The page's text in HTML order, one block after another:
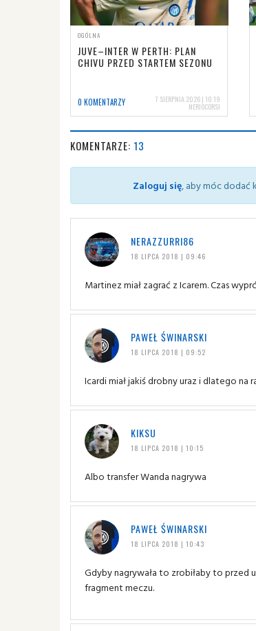
OGÓLNA
JUVE–INTER W PERTH: PLAN
CHIVU PRZED STARTEM SEZONU
0 KOMENTARZY 7 SIERPNIA 2026 | 10:19
NERIOCORSI
KOMENTARZE: 13
Zaloguj się, aby móc dodać
NERAZZURRI86
18 LIPCA 2018 | 09:46
Martinez miał zagrać z Icarem. Czas
PAWEŁ ŚWINARSKI
18 LIPCA 2018 | 09:52
Icardi miał jakiś drobny uraz i dlatego na
KIKSU
18 LIPCA 2018 | 10:15
Albo transfer Wanda nagrywa
PAWEŁ ŚWINARSKI
18 LIPCA 2018 | 10:43
Gdyby nagrywała to zrobiłaby to przed
fragment meczu.